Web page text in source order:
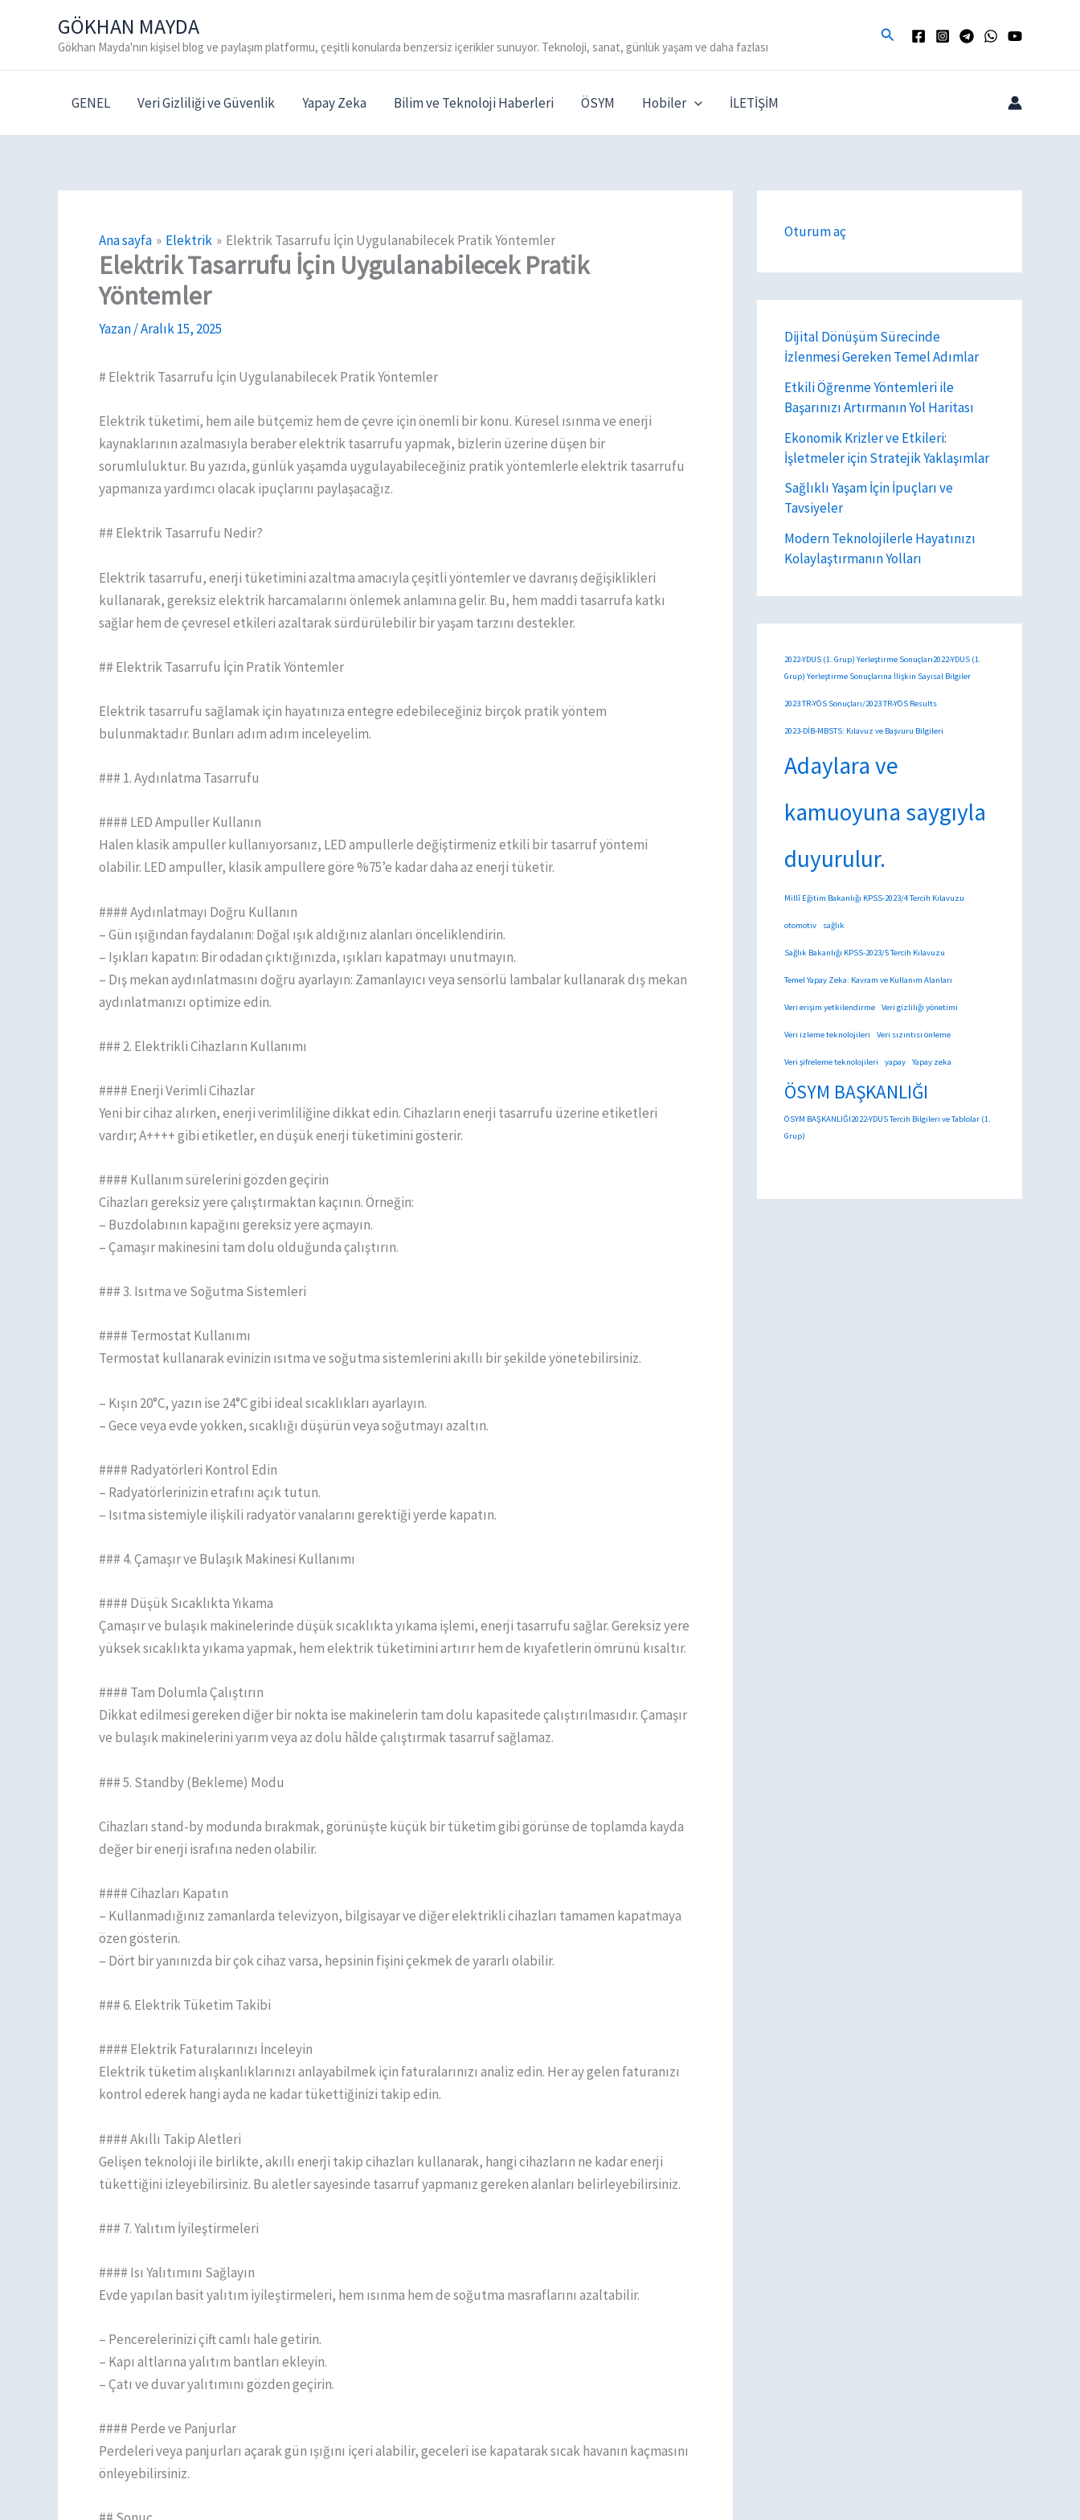
GÖKHAN MAYDA
Gökhan Mayda'nın kişisel blog ve paylaşım platformu, çeşitli konularda benzersiz içerikler sunuyor. Teknoloji, sanat, günlük yaşam ve daha fazlası
Arama
GENEL Veri Gizliliği ve Güvenlik Yapay Zeka Bilim ve Teknoloji Haberleri ÖSYM Hobiler İLETİŞİM
Ana sayfa Elektrik Elektrik Tasarrufu İçin Uygulanabilecek Pratik Yöntemler
Elektrik Tasarrufu İçin Uygulanabilecek Pratik
Yöntemler
Yazan/Aralık 15, 2025
# Elektrik Tasarrufu İçin Uygulanabilecek Pratik Yöntemler
Elektrik tüketimi, hem aile bütçemiz hem de çevre için önemli bir konu. Küresel ısınma ve enerji
kaynaklarının azalmasıyla beraber elektrik tasarrufu yapmak, bizlerin üzerine düşen bir
sorumluluktur. Bu yazıda, günlük yaşamda uygulayabileceğiniz pratik yöntemlerle elektrik tasarrufu
yapmanıza yardımcı olacak ipuçlarını paylaşacağız.
## Elektrik Tasarrufu Nedir?
Elektrik tasarrufu, enerji tüketimini azaltma amacıyla çeşitli yöntemler ve davranış değişiklikleri
kullanarak, gereksiz elektrik harcamalarını önlemek anlamına gelir. Bu, hem maddi tasarrufa katkı
sağlar hem de çevresel etkileri azaltarak sürdürülebilir bir yaşam tarzını destekler.
## Elektrik Tasarrufu İçin Pratik Yöntemler
Elektrik tasarrufu sağlamak için hayatınıza entegre edebileceğiniz birçok pratik yöntem
bulunmaktadır. Bunları adım adım inceleyelim.
### 1. Aydınlatma Tasarrufu
#### LED Ampuller Kullanın
Halen klasik ampuller kullanıyorsanız, LED ampullerle değiştirmeniz etkili bir tasarruf yöntemi
olabilir. LED ampuller, klasik ampullere göre %75’e kadar daha az enerji tüketir.
#### Aydınlatmayı Doğru Kullanın
– Gün ışığından faydalanın: Doğal ışık aldığınız alanları önceliklendirin.
– Işıkları kapatın: Bir odadan çıktığınızda, ışıkları kapatmayı unutmayın.
– Dış mekan aydınlatmasını doğru ayarlayın: Zamanlayıcı veya sensörlü lambalar kullanarak dış mekan
aydınlatmanızı optimize edin.
### 2. Elektrikli Cihazların Kullanımı
#### Enerji Verimli Cihazlar
Yeni bir cihaz alırken, enerji verimliliğine dikkat edin. Cihazların enerji tasarrufu üzerine etiketleri
vardır; A++++ gibi etiketler, en düşük enerji tüketimini gösterir.
#### Kullanım sürelerini gözden geçirin
Cihazları gereksiz yere çalıştırmaktan kaçının. Örneğin:
– Buzdolabının kapağını gereksiz yere açmayın.
– Çamaşır makinesini tam dolu olduğunda çalıştırın.
### 3. Isıtma ve Soğutma Sistemleri
#### Termostat Kullanımı
Termostat kullanarak evinizin ısıtma ve soğutma sistemlerini akıllı bir şekilde yönetebilirsiniz.
– Kışın 20°C, yazın ise 24°C gibi ideal sıcaklıkları ayarlayın.
– Gece veya evde yokken, sıcaklığı düşürün veya soğutmayı azaltın.
#### Radyatörleri Kontrol Edin
– Radyatörlerinizin etrafını açık tutun.
– Isıtma sistemiyle ilişkili radyatör vanalarını gerektiği yerde kapatın.
### 4. Çamaşır ve Bulaşık Makinesi Kullanımı
#### Düşük Sıcaklıkta Yıkama
Çamaşır ve bulaşık makinelerinde düşük sıcaklıkta yıkama işlemi, enerji tasarrufu sağlar. Gereksiz yere
yüksek sıcaklıkta yıkama yapmak, hem elektrik tüketimini artırır hem de kıyafetlerin ömrünü kısaltır.
#### Tam Dolumla Çalıştırın
Dikkat edilmesi gereken diğer bir nokta ise makinelerin tam dolu kapasitede çalıştırılmasıdır. Çamaşır
ve bulaşık makinelerini yarım veya az dolu hâlde çalıştırmak tasarruf sağlamaz.
### 5. Standby (Bekleme) Modu
Cihazları stand-by modunda bırakmak, görünüşte küçük bir tüketim gibi görünse de toplamda kayda
değer bir enerji israfına neden olabilir.
#### Cihazları Kapatın
– Kullanmadığınız zamanlarda televizyon, bilgisayar ve diğer elektrikli cihazları tamamen kapatmaya
özen gösterin.
– Dört bir yanınızda bir çok cihaz varsa, hepsinin fişini çekmek de yararlı olabilir.
### 6. Elektrik Tüketim Takibi
#### Elektrik Faturalarınızı İnceleyin
Elektrik tüketim alışkanlıklarınızı anlayabilmek için faturalarınızı analiz edin. Her ay gelen faturanızı
kontrol ederek hangi ayda ne kadar tükettiğinizi takip edin.
#### Akıllı Takip Aletleri
Gelişen teknoloji ile birlikte, akıllı enerji takip cihazları kullanarak, hangi cihazların ne kadar enerji
tükettiğini izleyebilirsiniz. Bu aletler sayesinde tasarruf yapmanız gereken alanları belirleyebilirsiniz.
### 7. Yalıtım İyileştirmeleri
#### Isı Yalıtımını Sağlayın
Evde yapılan basit yalıtım iyileştirmeleri, hem ısınma hem de soğutma masraflarını azaltabilir.
– Pencerelerinizi çift camlı hale getirin.
– Kapı altlarına yalıtım bantları ekleyin.
– Çatı ve duvar yalıtımını gözden geçirin.
#### Perde ve Panjurlar
Perdeleri veya panjurları açarak gün ışığını içeri alabilir, geceleri ise kapatarak sıcak havanın kaçmasını
önleyebilirsiniz.
Oturum aç
Dijital Dönüşüm Sürecinde
İzlenmesi Gereken Temel Adımlar
Etkili Öğrenme Yöntemleri ile
Başarınızı Artırmanın Yol Haritası
Ekonomik Krizler ve Etkileri:
İşletmeler için Stratejik Yaklaşımlar
Sağlıklı Yaşam İçin İpuçları ve
Tavsiyeler
Modern Teknolojilerle Hayatınızı
Kolaylaştırmanın Yolları
2022-YDUS (1. Grup) Yerleştirme Sonuçları2022-YDUS (1.
Grup) Yerleştirme Sonuçlarına İlişkin Sayısal Bilgiler
2023 TR-YÖS Sonuçları/2023 TR-YÖS Results
2023-DİB-MBSTS: Kılavuz ve Başvuru Bilgileri
Adaylara ve
kamuoyuna saygıyla
duyurulur.
Millî Eğitim Bakanlığı KPSS-2023/4 Tercih Kılavuzu
otomotiv sağlık
Sağlık Bakanlığı KPSS-2023/5 Tercih Kılavuzu
Temel Yapay Zeka: Kavram ve Kullanım Alanları
Veri erişim yetkilendirme Veri gizliliği yönetimi
Veri izleme teknolojileri Veri sızıntısı önleme
Veri şifreleme teknolojileri yapay Yapay zeka
ÖSYM BAŞKANLIĞI
ÖSYM BAŞKANLIĞI2022-YDUS Tercih Bilgileri ve Tablolar (1.
Grup)